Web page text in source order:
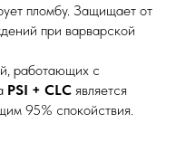
пломбу. Защищает от
при варварской
работающих с
PSI + CLC является
95% спокойствия.